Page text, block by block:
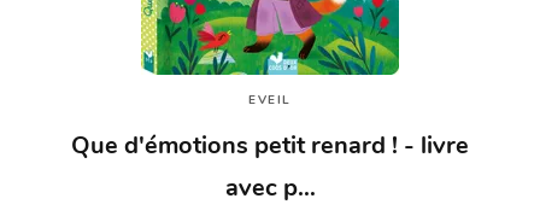
EVEIL
Que d'émotions petit renard ! - livre
avec p…